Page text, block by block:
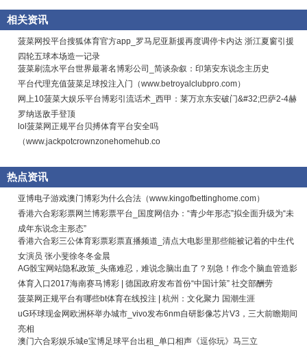
相关资讯
菠菜网投平台搜狐体育官方app_罗马尼亚新援再度调停卡内达 浙江夏窗引援
四轮五球本场造一记录
菠菜刷流水平台世界最著名博彩公司_简谈杂叙：印第安东说念主历史
平台代理充值菠菜足球投注入门（www.betroyalclubpro.com）
网上10菠菜大娱乐平台博彩引流话术_西甲：莱万京东安破门&#32;巴萨2-4赫
罗纳送敌手登顶
lol菠菜网正规平台贝搏体育平台安全吗
（www.jackpotcrownzonehomehub.co
热点资讯
亚博电子游戏澳门博彩为什么合法（www.kingofbettinghome.com）
香港六合彩彩票网兰博彩票平台_国度网信办：“青少年形态”拟全面升级为“未
成年东说念主形态”
香港六合彩三公体育彩票彩票直播频道_清点大电影里那些能被记着的中生代
女演员 张小斐徐冬冬金晨
AG骰宝网站隐私政策_头痛难忍，难说念脑出血了？别急！作念个脑血管造影
体育入口2017海南赛马博彩 | 德国政府发布首份“中国计策” 社交部酬劳
菠菜网正规平台有哪些bt体育在线投注 | 杭州：文化聚力 国潮生涯
uG环球现金网欧洲杯举办城市_vivo发布6nm自研影像芯片V3，三大前瞻期间
亮相
澳门六合彩娱乐城e宝博足球平台出租_单口相声《逗你玩》马三立